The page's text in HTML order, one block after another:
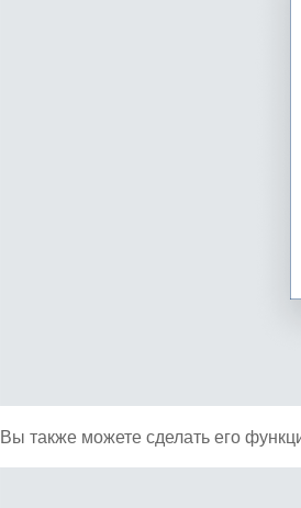
Вы также можете сделать его